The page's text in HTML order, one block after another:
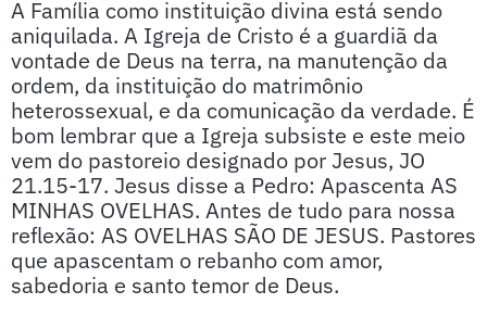
A Família como instituição divina está sendo
aniquilada. A Igreja de Cristo é a guardiã da
vontade de Deus na terra, na manutenção da
ordem, da instituição do matrimônio
heterossexual, e da comunicação da verdade. É
bom lembrar que a Igreja subsiste e este meio
vem do pastoreio designado por Jesus, JO
21.15-17. Jesus disse a Pedro: Apascenta AS
MINHAS OVELHAS. Antes de tudo para nossa
reflexão: AS OVELHAS SÃO DE JESUS. Pastores
que apascentam o rebanho com amor,
sabedoria e santo temor de Deus.